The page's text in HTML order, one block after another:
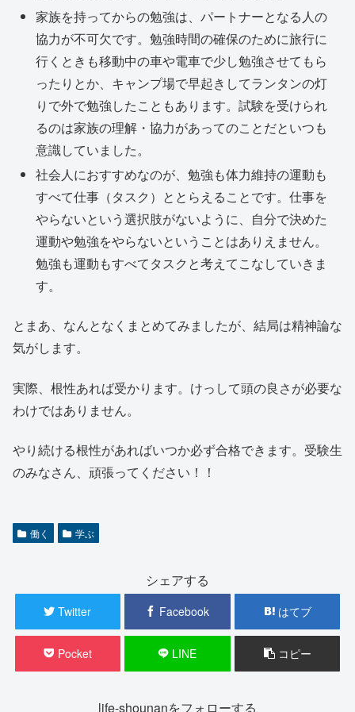
家族を持ってからの勉強は、パートナーとなる人の
協力が不可欠です。勉強時間の確保のために旅行に
行くときも移動中の車や電車で少し勉強させてもら
ったりとか、キャンプ場で早起きしてランタンの灯
りで外で勉強したこともあります。試験を受けられ
るのは家族の理解・協力があってのことだといつも
意識していました。
社会人におすすめなのが、勉強も体力維持の運動も
すべて仕事（タスク）ととらえることです。仕事を
やらないという選択肢がないように、自分で決めた
運動や勉強をやらないということはありえません。
勉強も運動もすべてタスクと考えてこなしていきま
す。
とまあ、なんとなくまとめてみましたが、結局は精神論な
気がします。
実際、根性あれば受かります。けっして頭の良さが必要な
わけではありません。
やり続ける根性があればいつか必ず合格できます。受験生
のみなさん、頑張ってください！！
働く 学ぶ
シェアする
Twitter Facebook はてブ
Pocket LINE コピー
life-shounanをフォローする